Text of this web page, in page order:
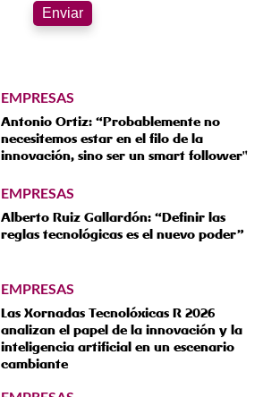
Enviar
EMPRESAS
Antonio Ortiz: “Probablemente no
necesitemos estar en el filo de la
innovación, sino ser un smart follower"
EMPRESAS
Alberto Ruiz Gallardón: “Definir las
reglas tecnológicas es el nuevo poder”
EMPRESAS
Las Xornadas Tecnolóxicas R 2026
analizan el papel de la innovación y la
inteligencia artificial en un escenario
cambiante